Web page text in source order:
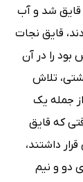
قایق شد و آب
قایق نجات
بود را در آن
تلاش
جمله یک
که قایق
در یک قایق نجات 6 فوتی قرار داشتند،
دو و نیم